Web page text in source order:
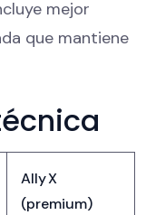
mejor
que mantiene
Ally X
(premium)